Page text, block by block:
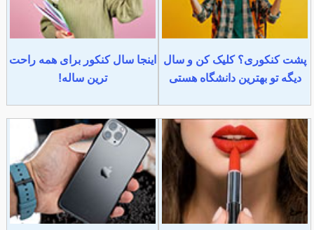
پشت کنکوری؟ کلیک کن و سال
دیگه تو بهترین دانشگاه هستی
اینجا سال کنکور برای همه راحت
ترین ساله!